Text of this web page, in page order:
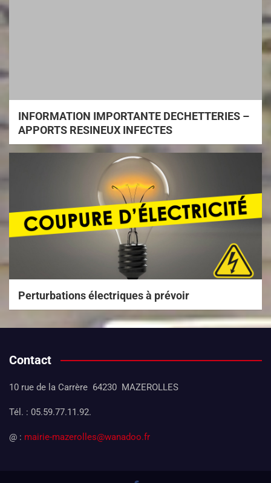
INFORMATION IMPORTANTE DECHETTERIES –
APPORTS RESINEUX INFECTES
Perturbations électriques à prévoir
Contact
10 rue de la Carrère 64230 MAZEROLLES
Tél. : 05.59.77.11.92.
@ : mairie-mazerolles@wanadoo.fr